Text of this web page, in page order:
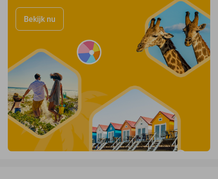
Bekijk nu